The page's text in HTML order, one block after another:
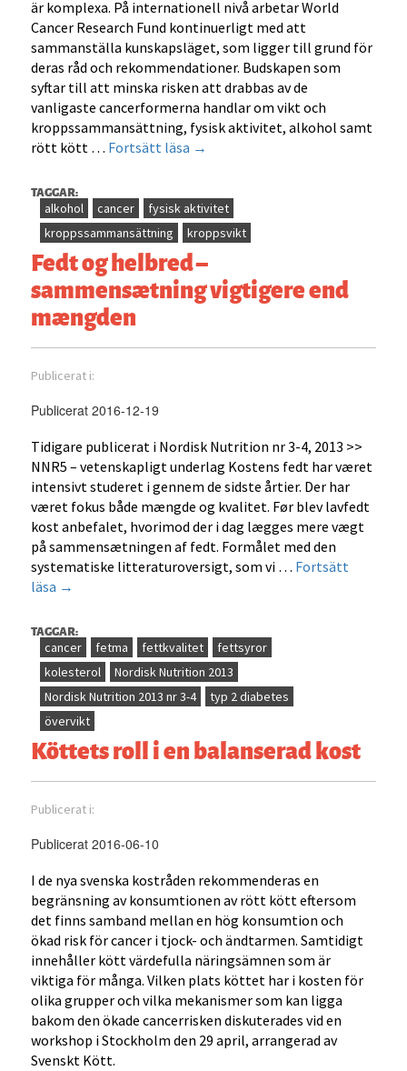
är komplexa. På internationell nivå arbetar World
Cancer Research Fund kontinuerligt med att
sammanställa kunskapsläget, som ligger till grund för
deras råd och rekommendationer. Budskapen som
syftar till att minska risken att drabbas av de
vanligaste cancerformerna handlar om vikt och
kroppssammansättning, fysisk aktivitet, alkohol samt
rött kött … Fortsätt läsa Mat
–
aktuella
rekommendationer
från
World
Cancer
Fund
→
TAGGAR:
alkohol cancer
fysisk aktivitet
kroppssammansättning
kroppsvikt
Fedt og helbred –
sammensætning vigtigere end
mængden
Publicerat i:
Publicerat 2016-12-19
Tidigare publicerat i Nordisk Nutrition nr 3-4, 2013 >>
NNR5 – vetenskapligt underlag Kostens fedt har været
intensivt studeret i gennem de sidste årtier. Der har
været fokus både mængde og kvalitet. Før blev lavfedt
kost anbefalet, hvorimod der i dag lægges mere vægt
på sammensætningen af fedt. Formålet med den
systematiske litteraturoversigt, som vi … Fortsätt
läsa Fedt
helbred
–
sammensætning
vigtigere
end
mængden
→
TAGGAR:
cancer fetma fettkvalitet
fettsyror
kolesterol
Nordisk Nutrition 2013
Nordisk Nutrition 2013 nr 3-4
typ 2 diabetes
övervikt
Köttets roll i en balanserad kost
Publicerat i:
Publicerat 2016-06-10
I de nya svenska kostråden rekommenderas en
begränsning av konsumtionen av rött kött eftersom
det finns samband mellan en hög konsumtion och
ökad risk för cancer i tjock- och ändtarmen. Samtidigt
innehåller kött värdefulla näringsämnen som är
viktiga för många. Vilken plats köttet har i kosten för
olika grupper och vilka mekanismer som kan ligga
bakom den ökade cancerrisken diskuterades vid en
workshop i Stockholm den 29 april, arrangerad av
Svenskt Kött.